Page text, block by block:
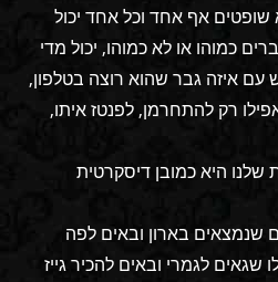
שופטים אף אחד וכל אחד יכול
כמוהו או לא כמוהו, יכול מדי
איזה גבר שהוא רוצה בטלפון,
רק להתחרמן, לפנטז איתו,
שלנו היא כמובן דיסקרטית
שנמצאים בארון ובאים לפה
שגאים לגמרי ובאים להכיר גייז